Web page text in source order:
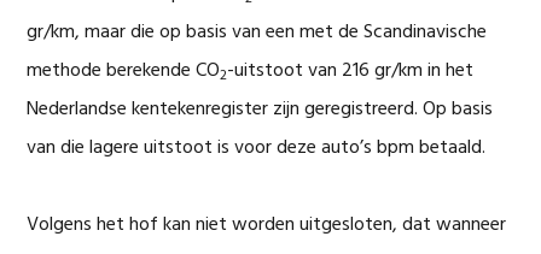
gr/km, maar die op basis van een met de Scandinavische
methode berekende CO2-uitstoot van 216 gr/km in het
Nederlandse kentekenregister zijn geregistreerd. Op basis
van die lagere uitstoot is voor deze auto’s bpm betaald.
Volgens het hof kan niet worden uitgesloten, dat wanneer